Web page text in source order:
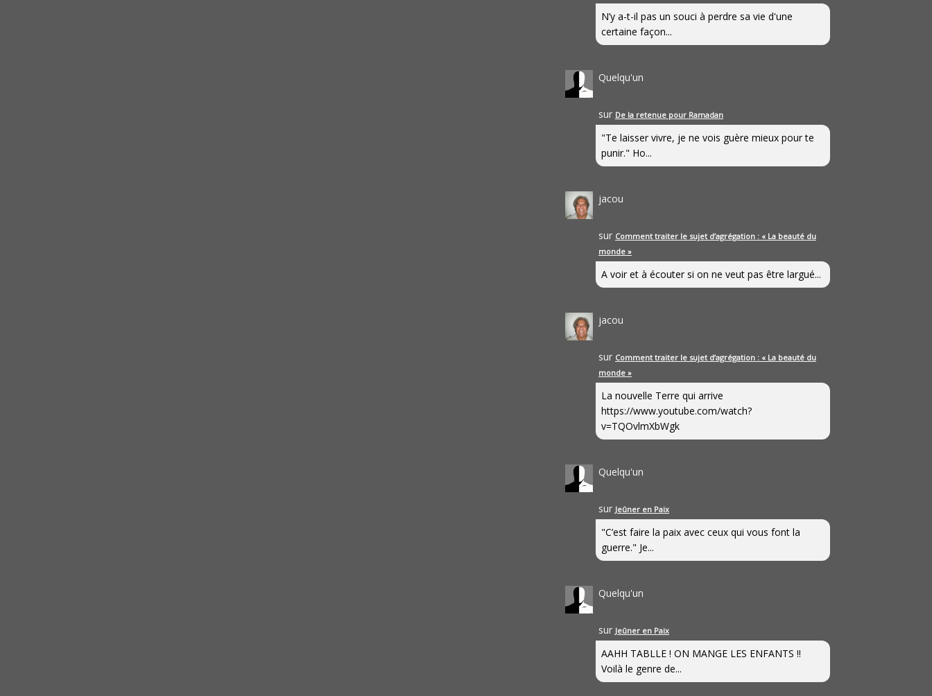
N’y a-t-il pas un souci à perdre sa vie d'une
certaine façon...
Quelqu'un
sur De la retenue pour Ramadan
"Te laisser vivre, je ne vois guère mieux pour te
punir." Ho...
jacou
sur Comment traiter le sujet d’agrégation : « La beauté du
monde »
A voir et à écouter si on ne veut pas être largué...
jacou
sur Comment traiter le sujet d’agrégation : « La beauté du
monde »
La nouvelle Terre qui arrive
https://www.youtube.com/watch?
v=TQOvlmXbWgk
Quelqu'un
sur Jeûner en Paix
"C’est faire la paix avec ceux qui vous font la
guerre." Je...
Quelqu'un
sur Jeûner en Paix
AAHH TABLLE ! ON MANGE LES ENFANTS !!
Voilà le genre de...